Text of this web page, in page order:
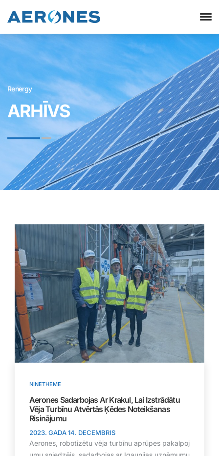
Renergy
ARHĪVS
NINETHEME
Aerones Sadarbojas Ar Krakul, Lai Izstrādātu
Vēja Turbīnu Atvērtās Ķēdes Noteikšanas
Risinājumu
2023. GADA 14. DECEMBRIS
Aerones, robotizētu vēja turbīnu aprūpes pakalpoj